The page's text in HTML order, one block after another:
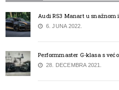
Audi RS3 Manart u snažnom
6. JUNA 2022.
Performmaster G-klasa s
28. DECEMBRA 2021.